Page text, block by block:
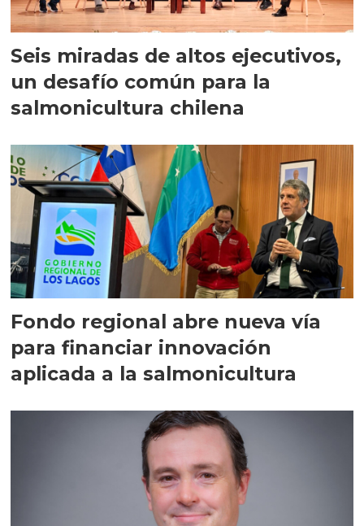
Seis miradas de altos ejecutivos,
un desafío común para la
salmonicultura chilena
Fondo regional abre nueva vía
para financiar innovación
aplicada a la salmonicultura